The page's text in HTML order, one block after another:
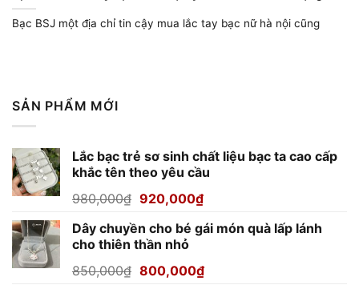
Bạc BSJ một địa chỉ tin cậy mua lắc tay bạc nữ hà nội cũng
SẢN PHẨM MỚI
Lắc bạc trẻ sơ sinh chất liệu bạc ta cao cấp
khắc tên theo yêu cầu
980,000₫ Giá
là:
980,000₫.
920,000₫Giá
tại
920,000₫.
Dây chuyền cho bé gái món quà lấp lánh
cho thiên thần nhỏ
850,000₫ Giá
800,000₫Giá